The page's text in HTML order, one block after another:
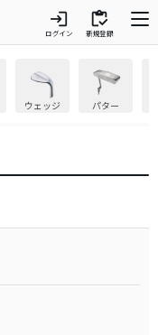
login
ログイン
inventory
新規登録
ウェッジ パター